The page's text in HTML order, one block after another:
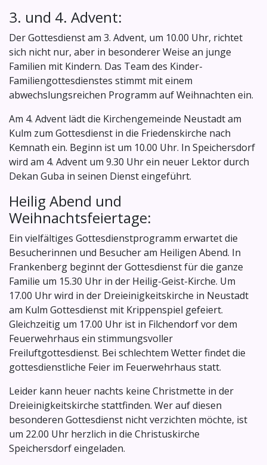
3. und 4. Advent:
Der Gottesdienst am 3. Advent, um 10.00 Uhr, richtet
sich nicht nur, aber in besonderer Weise an junge
Familien mit Kindern. Das Team des Kinder-
Familiengottesdienstes stimmt mit einem
abwechslungsreichen Programm auf Weihnachten ein.
Am 4. Advent lädt die Kirchengemeinde Neustadt am
Kulm zum Gottesdienst in die Friedenskirche nach
Kemnath ein. Beginn ist um 10.00 Uhr. In Speichersdorf
wird am 4. Advent um 9.30 Uhr ein neuer Lektor durch
Dekan Guba in seinen Dienst eingeführt.
Heilig Abend und
Weihnachtsfeiertage:
Ein vielfältiges Gottesdienstprogramm erwartet die
Besucherinnen und Besucher am Heiligen Abend. In
Frankenberg beginnt der Gottesdienst für die ganze
Familie um 15.30 Uhr in der Heilig-Geist-Kirche. Um
17.00 Uhr wird in der Dreieinigkeitskirche in Neustadt
am Kulm Gottesdienst mit Krippenspiel gefeiert.
Gleichzeitig um 17.00 Uhr ist in Filchendorf vor dem
Feuerwehrhaus ein stimmungsvoller
Freiluftgottesdienst. Bei schlechtem Wetter findet die
gottesdienstliche Feier im Feuerwehrhaus statt.
Leider kann heuer nachts keine Christmette in der
Dreieinigkeitskirche stattfinden. Wer auf diesen
besonderen Gottesdienst nicht verzichten möchte, ist
um 22.00 Uhr herzlich in die Christuskirche
Speichersdorf eingeladen.